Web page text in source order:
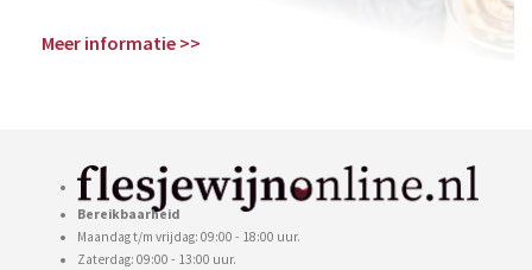
Meer informatie >>
Bereikbaarheid
Maandag t/m vrijdag: 09:00 - 18:00 uur.
Zaterdag: 09:00 - 13:00 uur.